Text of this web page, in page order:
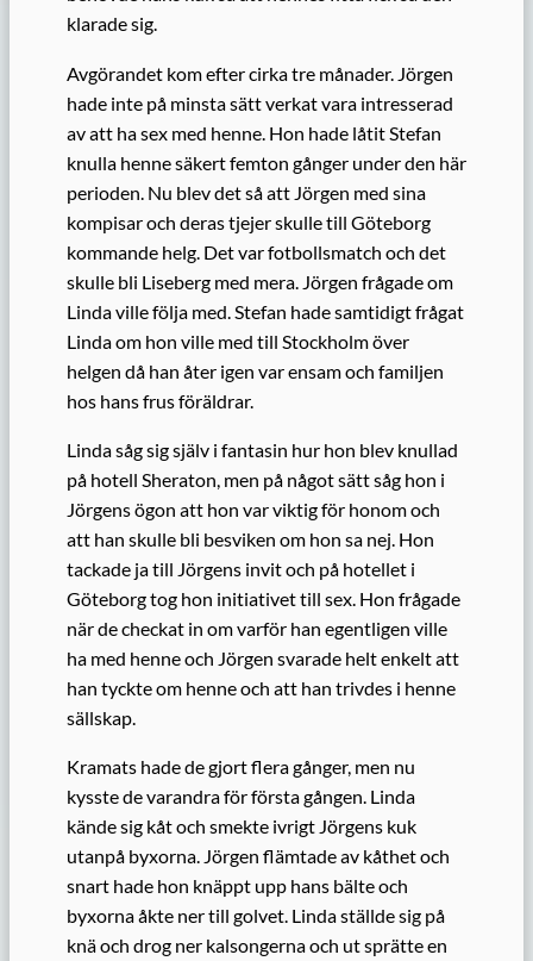
klarade sig.
Avgörandet kom efter cirka tre månader. Jörgen
hade inte på minsta sätt verkat vara intresserad
av att ha sex med henne. Hon hade låtit Stefan
knulla henne säkert femton gånger under den här
perioden. Nu blev det så att Jörgen med sina
kompisar och deras tjejer skulle till Göteborg
kommande helg. Det var fotbollsmatch och det
skulle bli Liseberg med mera. Jörgen frågade om
Linda ville följa med. Stefan hade samtidigt frågat
Linda om hon ville med till Stockholm över
helgen då han åter igen var ensam och familjen
hos hans frus föräldrar.
Linda såg sig själv i fantasin hur hon blev knullad
på hotell Sheraton, men på något sätt såg hon i
Jörgens ögon att hon var viktig för honom och
att han skulle bli besviken om hon sa nej. Hon
tackade ja till Jörgens invit och på hotellet i
Göteborg tog hon initiativet till sex. Hon frågade
när de checkat in om varför han egentligen ville
ha med henne och Jörgen svarade helt enkelt att
han tyckte om henne och att han trivdes i henne
sällskap.
Kramats hade de gjort flera gånger, men nu
kysste de varandra för första gången. Linda
kände sig kåt och smekte ivrigt Jörgens kuk
utanpå byxorna. Jörgen flämtade av kåthet och
snart hade hon knäppt upp hans bälte och
byxorna åkte ner till golvet. Linda ställde sig på
knä och drog ner kalsongerna och ut sprätte en